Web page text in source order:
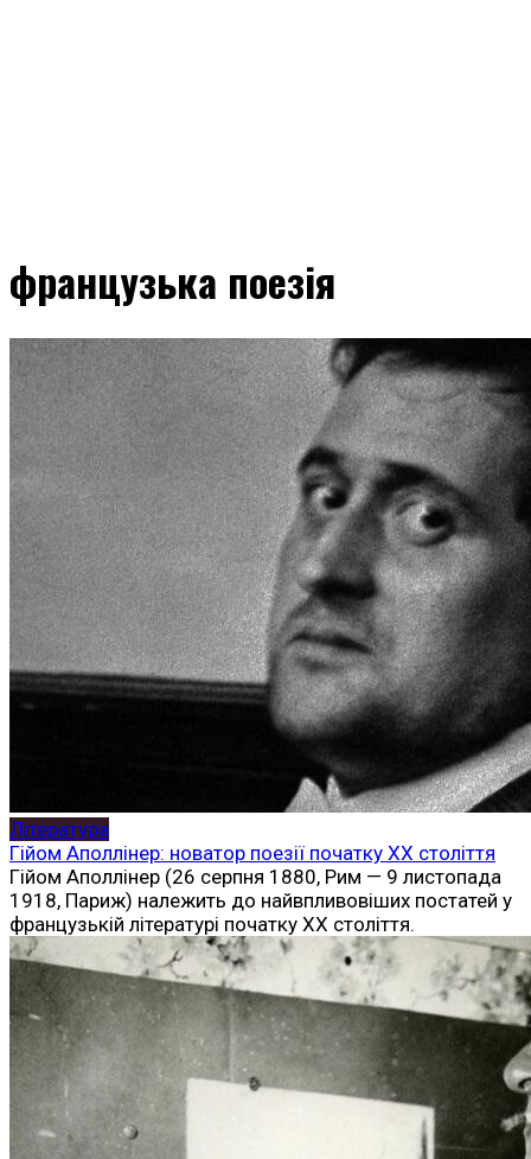
французька поезія
Література
Гійом Аполлінер: новатор поезії початку ХХ століття
Гійом Аполлінер (26 серпня 1880, Рим — 9 листопада
1918, Париж) належить до найвпливовіших постатей у
французькій літературі початку ХХ століття.